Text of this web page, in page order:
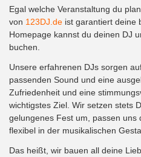
Egal welche Veranstaltung du
von 123DJ.de ist garantiert deine
Homepage kannst du deinen DJ
buchen.
Unsere erfahrenen DJs sorgen
passenden Sound und eine
Zufriedenheit und eine
wichtigstes Ziel. Wir setzen stets
gelungenes Fest um, passen uns
flexibel in der musikalischen
Das heißt, wir bauen all deine